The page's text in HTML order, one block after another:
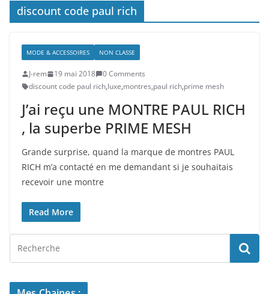
discount code paul rich
MODE & ACCESSOIRES NON CLASSE
J-rem 19 mai 2018
0 Comments
discount code paul rich,luxe,montres,paul rich,prime mesh
J’ai reçu une MONTRE PAUL RICH
, la superbe PRIME MESH
Grande surprise, quand la marque de montres PAUL
RICH m’a contacté en me demandant si je souhaitais
recevoir une montre
Read More